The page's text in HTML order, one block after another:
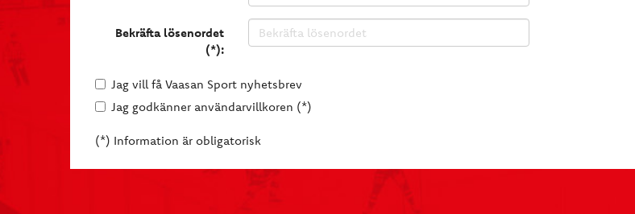
Bekräfta lösenordet
(*):
Jag vill få Vaasan Sport nyhetsbrev
Jag godkänner användarvillkoren (*)
(*) Information är obligatorisk